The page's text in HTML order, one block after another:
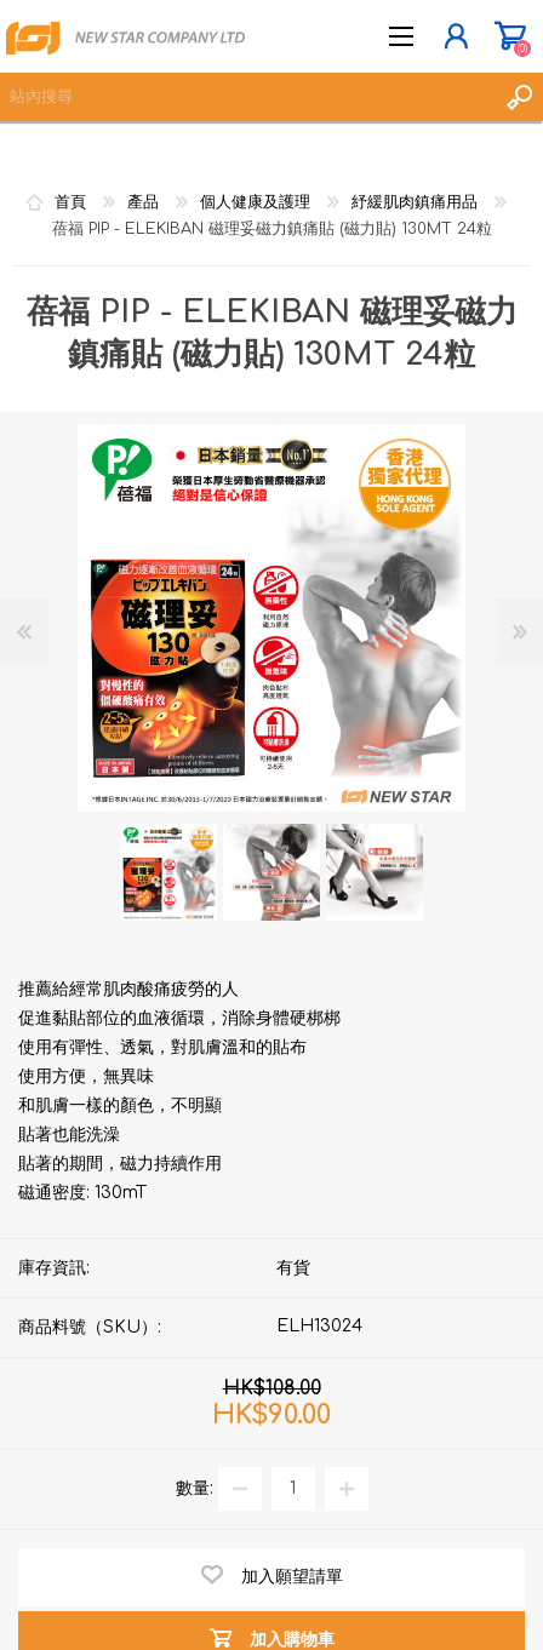
立即登記
登入
(0)
首頁 產品 個人健康及護理
紓緩肌肉鎮痛用品
蓓福 PIP - ELEKIBAN 磁理妥磁力鎮痛貼 (磁力貼) 130MT 24粒
蓓福 PIP - ELEKIBAN 磁理妥磁力
鎮痛貼 (磁力貼) 130MT 24粒
推薦給經常肌肉酸痛疲勞的人
促進黏貼部位的血液循環，消除身體硬梆梆
使用有彈性、透氣，對肌膚溫和的貼布
使用方便，無異味
和肌膚一樣的顏色，不明顯
貼著也能洗澡
貼著的期間，磁力持續作用
磁通密度: 130mT
庫存資訊: 有貨
商品料號（SKU）: ELH13024
HK$108.00
HK$90.00
數量:
加入願望請單
加入購物車